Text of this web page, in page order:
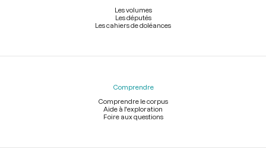
Les volumes
Les députés
Les cahiers de doléances
Comprendre
Comprendre le corpus
Aide à l'exploration
Foire aux questions